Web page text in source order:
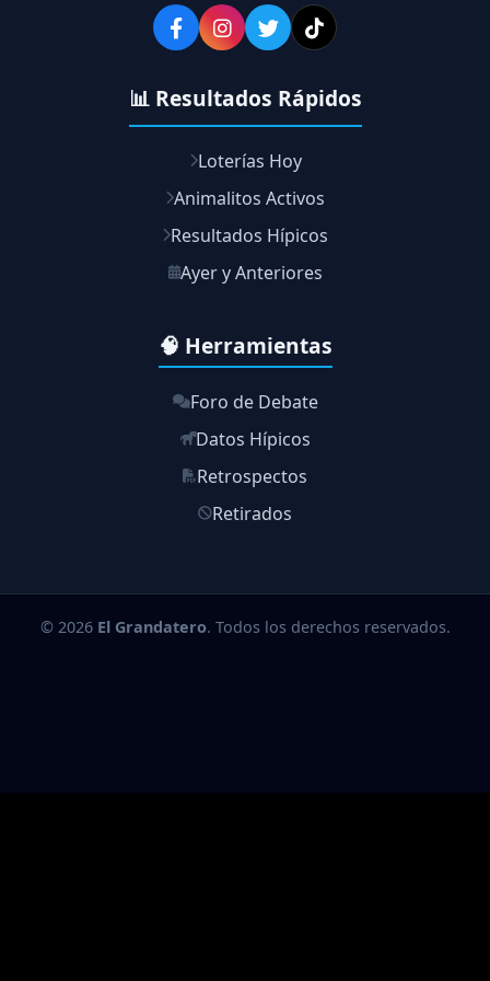
📊 Resultados Rápidos
Loterías Hoy
Animalitos Activos
Resultados Hípicos
Ayer y Anteriores
🧠 Herramientas
Foro de Debate
Datos Hípicos
Retrospectos
Retirados
© 2026 El Grandatero. Todos los derechos reservados.